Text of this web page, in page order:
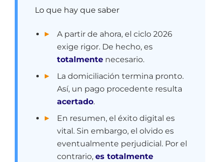
Lo que hay que saber
A partir de ahora, el ciclo 2026
exige rigor. De hecho, es
totalmente necesario.
La domiciliación termina pronto.
Así, un pago procedente resulta
acertado.
En resumen, el éxito digital es
vital. Sin embargo, el olvido es
eventualmente perjudicial. Por el
contrario, es totalmente